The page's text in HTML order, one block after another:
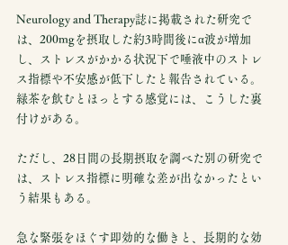
Neurology and Therapy誌に掲載された研究で
は、200mgを摂取した約3時間後にα波が増加
し、ストレスがかかる状況下で唾液中のストレ
ス指標や不安感が低下したと報告されている。
緑茶を飲むとほっとする感覚には、こうした裏
付けがある。
ただし、28日間の長期摂取を調べた別の研究で
は、ストレス指標に明確な差が出なかったとい
う結果もある。
急な緊張をほぐす即効的な働きと、長期的な効